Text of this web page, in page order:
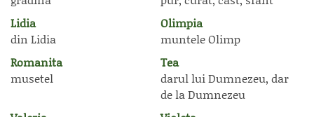
Lidia
din Lidia
Olimpia
muntele Olimp
Romanita
musetel
Tea
darul lui Dumnezeu, dar
de la Dumnezeu